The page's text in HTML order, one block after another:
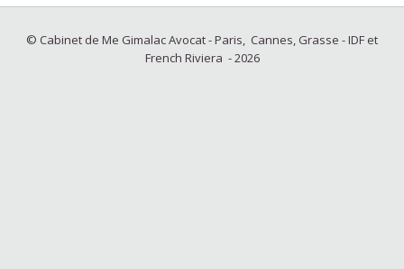
© Cabinet de Me Gimalac Avocat - Paris, Cannes, Grasse - IDF et
French Riviera - 2026